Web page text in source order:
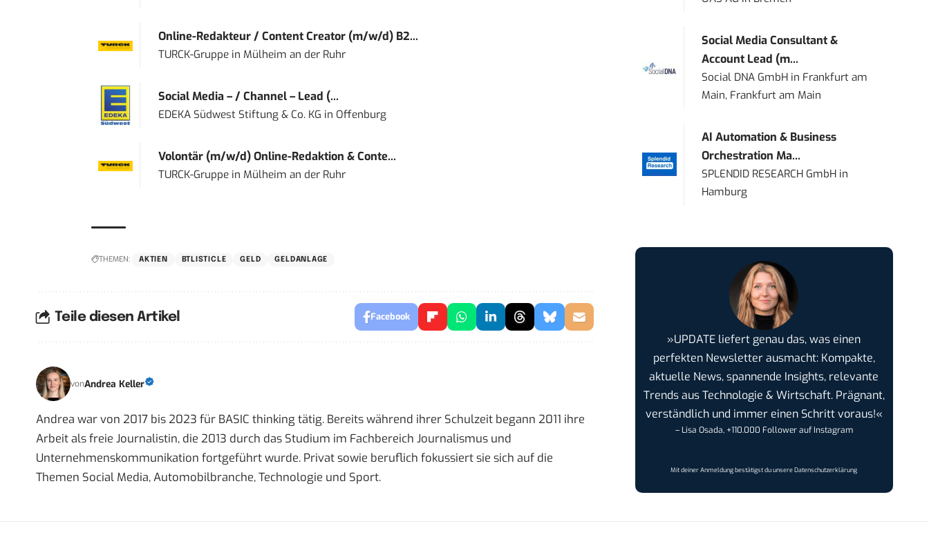
Online-Redakteur / Content Creator (m/w/d) B2...
TURCK-Gruppein Mülheim an der Ruhr
Social Media – / Channel – Lead (...
EDEKA Südwest Stiftung & Co. KG in Offenburg
Volontär (m/w/d) Online-Redaktion & Conte...
TURCK-Gruppein Mülheim an der Ruhr
THEMEN: AKTIEN BTLISTICLE GELD GELDANLAGE
Teile diesen Artikel Facebook
vonAndrea Keller
Andrea war von 2017 bis 2023 für BASIC thinking tätig. Bereits während ihrer Schulzeit begann 2011 ihre
Arbeit als freie Journalistin, die 2013 durch das Studium im Fachbereich Journalismus und
Unternehmenskommunikation fortgeführt wurde. Privat sowie beruflich fokussiert sie sich auf die
Themen Social Media, Automobilbranche, Technologie und Sport.
Social Media Consultant &
Account Lead (m...
Social DNA GmbH in Frankfurt am
Main, Frankfurt am Main
AI Automation & Business
Orchestration Ma...
SPLENDID RESEARCH GmbH in
Hamburg
»UPDATE liefert genau das, was einen
perfekten Newsletter ausmacht: Kompakte,
aktuelle News, spannende Insights, relevante
Trends aus Technologie & Wirtschaft. Prägnant,
verständlich und immer einen Schritt voraus!«
– Lisa Osada, +110.000 Follower auf Instagram
Mit deiner Anmeldung bestätigst du unsereDatenschutzerklärung